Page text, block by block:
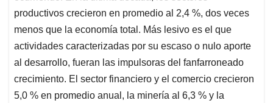
productivos crecieron en promedio al 2,4 %, dos veces
menos que la economía total. Más lesivo es el que
actividades caracterizadas por su escaso o nulo aporte
al desarrollo, fueran las impulsoras del fanfarroneado
crecimiento. El sector financiero y el comercio crecieron
5,0 % en promedio anual, la minería al 6,3 % y la